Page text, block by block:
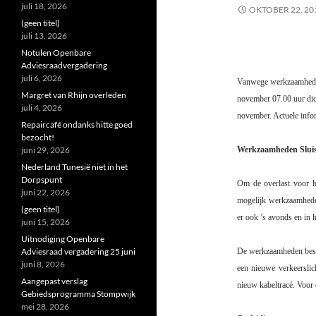
OKTOBER 22,
Vanwege
november 07.00 uur
november. Actuele
Werkzaamheden
Om de overlast voor
mogelijk
er ook ’s avonds en in
De werkzaamheden
een nieuwe
nieuw kabeltracé.
juli 18, 2026
(geen titel)
juli 13, 2026
Notulen Openbare
Adviesraadvergadering
juli 6, 2026
Margret van Rhijn overleden
juli 4, 2026
Repaircafé ondanks hitte goed
bezocht!
juni 29, 2026
Nederland Tunesië niet in het
Dorpspunt
juni 22, 2026
(geen titel)
juni 15, 2026
Uitnodiging Openbare
Adviesraad vergadering 25 juni
juni 8, 2026
Aangepast verslag
Gebiedsprogramma Stompwijk
mei 28, 2026